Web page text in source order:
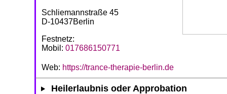
Schliemannstraße 45
D-10437Berlin
Festnetz:
Mobil: 017686150771
Web: https://trance-therapie-berlin.de
Heilerlaubnis oder Approbation